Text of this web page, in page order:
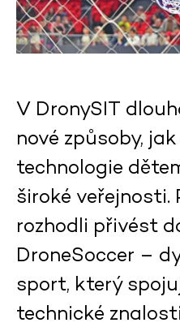
V DronySIT
nové způsoby,
technologie
široké veřejnosti.
rozhodli přivést
DroneSoccer –
sport, který
technické